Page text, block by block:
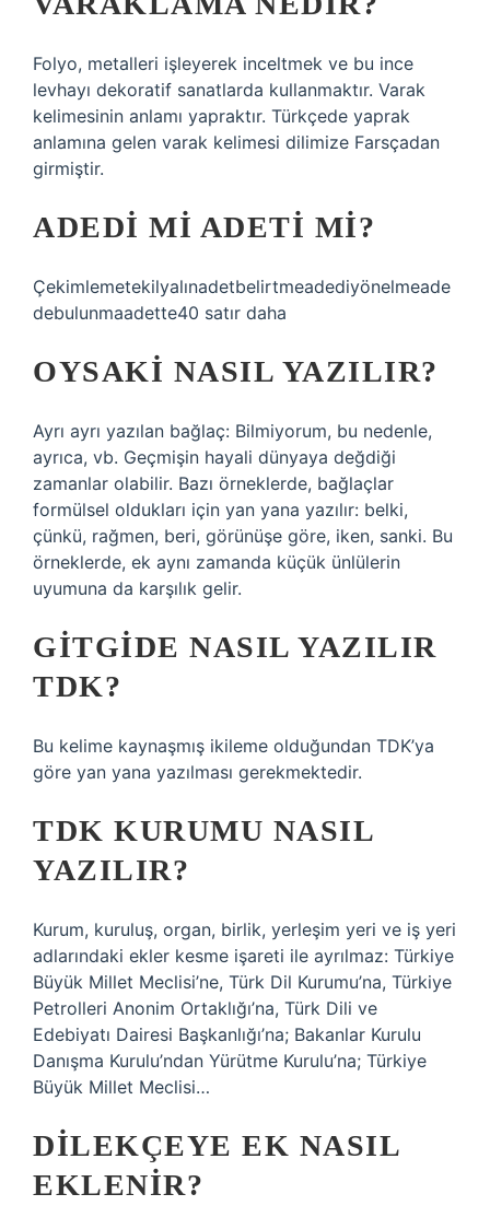
Folyo, metalleri işleyerek inceltmek ve bu ince
levhayı dekoratif sanatlarda kullanmaktır. Varak
kelimesinin anlamı yapraktır. Türkçede yaprak
anlamına gelen varak kelimesi dilimize Farsçadan
girmiştir.
ADEDI MI ADETI MI?
Çekimlemetekilyalınadetbelirtmeadediyönelmeade
debulunmaadette40 satır daha
OYSAKI NASIL YAZILIR?
Ayrı ayrı yazılan bağlaç: Bilmiyorum, bu nedenle,
ayrıca, vb. Geçmişin hayali dünyaya değdiği
zamanlar olabilir. Bazı örneklerde, bağlaçlar
formülsel oldukları için yan yana yazılır: belki,
çünkü, rağmen, beri, görünüşe göre, iken, sanki. Bu
örneklerde, ek aynı zamanda küçük ünlülerin
uyumuna da karşılık gelir.
GITGIDE NASIL YAZILIR
TDK?
Bu kelime kaynaşmış ikileme olduğundan TDK’ya
göre yan yana yazılması gerekmektedir.
TDK KURUMU NASIL
YAZILIR?
Kurum, kuruluş, organ, birlik, yerleşim yeri ve iş yeri
adlarındaki ekler kesme işareti ile ayrılmaz: Türkiye
Büyük Millet Meclisi’ne, Türk Dil Kurumu’na, Türkiye
Petrolleri Anonim Ortaklığı’na, Türk Dili ve
Edebiyatı Dairesi Başkanlığı’na; Bakanlar Kurulu
Danışma Kurulu’ndan Yürütme Kurulu’na; Türkiye
Büyük Millet Meclisi…
DILEKÇEYE EK NASIL
EKLENIR?